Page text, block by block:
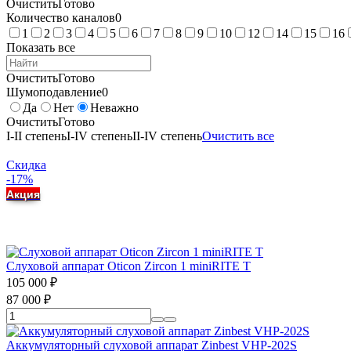
ОчиститьГотово
Количество каналов0
1
2 3 4 5 6 7 8 9 10 12 14 15 16
Показать все
ОчиститьГотово
Шумоподавление0
Да
Нет
Неважно
ОчиститьГотово
I-II степеньI-IV степеньII-IV степеньОчистить все
Скидка
-17%
Акция
Слуховой аппарат Oticon Zircon 1 miniRITE T
105 000 ₽
87 000 ₽
Аккумуляторный слуховой аппарат Zinbest VHP-202S